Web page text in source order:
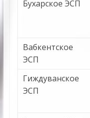
Бухарcкое ЭСП
Вабкентское
ЭСП
Гиждуванское
ЭСП